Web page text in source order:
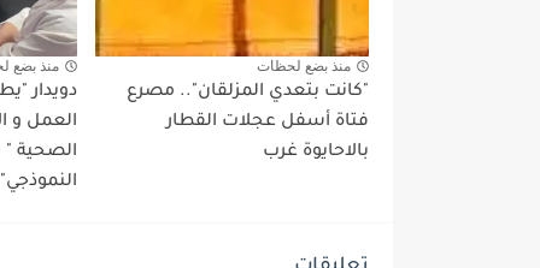
منذ بضع لحظات
"كانت بتعدي المزلقان".. مصرع
فتاة أسفل عجلات القطار
بالاحايوة غرب
منذ بضع
دويدار
العمل و
الصحية